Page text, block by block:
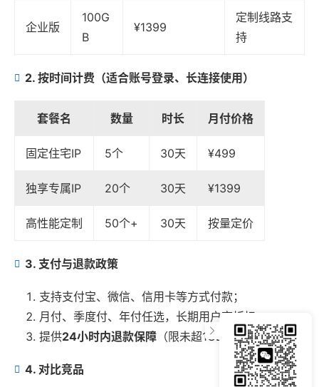
企业版
100G
B
¥1399
定制线路支
持
2. 按时间计费（适合账号登录、长连接使用）
套餐名 数量 时长 月付价格
固定住宅IP 5个 30天 ¥499
独享专属IP 20个 30天 ¥1399
高性能定制 50个+ 30天 按量定价
3. 支付与退款政策
支持支付宝、微信、信用卡等方式付款；
月付、季度付、年付任选，长期用户享折扣；
提供24小时内退款保障 （限未超1GB使用量）；
4. 对比竞品